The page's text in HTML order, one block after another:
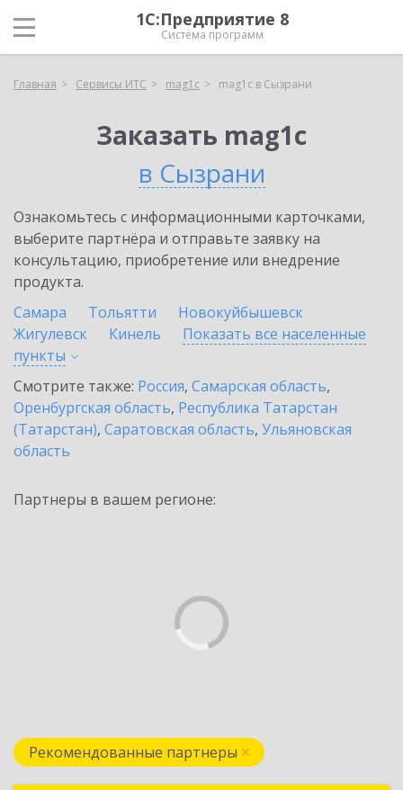
1С:Предприятие 8
Система программ
Главная Сервисы ИТС mag1c mag1c в Сызрани
Заказать mag1c
в Сызрани
Ознакомьтесь с информационными карточками,
выберите партнёра и отправьте заявку на
консультацию, приобретение или внедрение
продукта.
Самара
Тольятти
Новокуйбышевск
Жигулевск
Кинель
Показать все населенные
пункты
Смотрите также: Россия, Самарская область,
Оренбургская область, Республика Татарстан
(Татарстан), Саратовская область, Ульяновская
область
Партнеры в вашем регионе:
Рекомендованные партнеры